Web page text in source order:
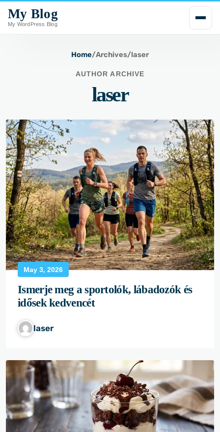
i
p
e
n
t
My Blog
My WordPress Blog
Home/Archives/laser
AUTHOR ARCHIVE
laser
May 3, 2026
Ismerje meg a sportolók, lábadozók és
idősek kedvencét
laser